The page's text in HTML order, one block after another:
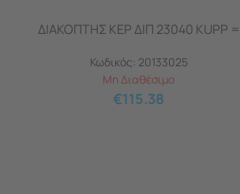
ΔΙΑΚΟΠΤΗΣ ΚΕΡ ΔΙΠ 23040 KUPP =
Κωδικός: 20133025
Μη Διαθέσιμο
€115.38